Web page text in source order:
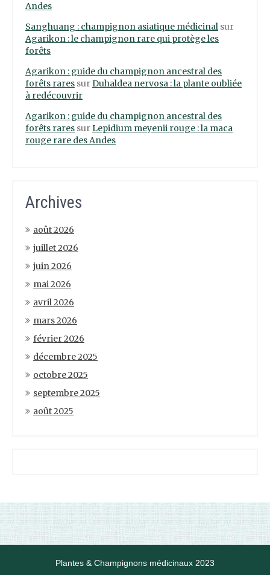
Andes
Sanghuang : champignon asiatique médicinal sur
Agarikon : le champignon rare qui protège les
forêts
Agarikon : guide du champignon ancestral des
forêts rares surDuhaldea nervosa : la plante oubliée
à redécouvrir
Agarikon : guide du champignon ancestral des
forêts rares surLepidium meyenii rouge : la maca
rouge rare des Andes
Archives
août 2026
juillet 2026
juin 2026
mai 2026
avril 2026
mars 2026
février 2026
décembre 2025
octobre 2025
septembre 2025
août 2025
Plantes & Champignons médicinaux 2023